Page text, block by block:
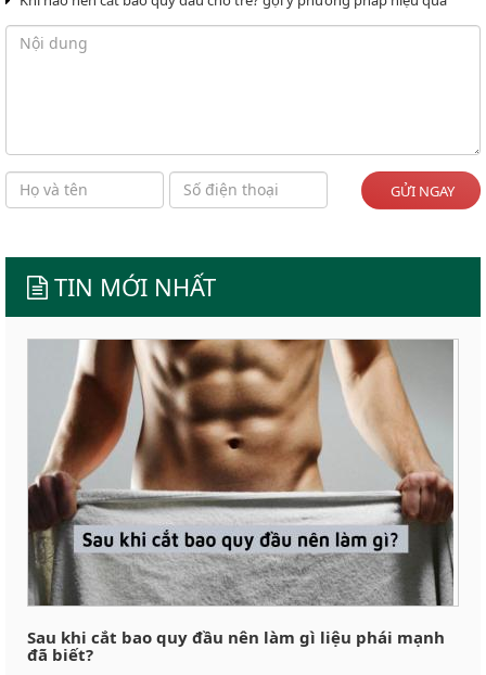
GỬI NGAY
TIN MỚI NHẤT
Sau khi cắt bao quy đầu nên làm gì liệu phái mạnh
đã biết?